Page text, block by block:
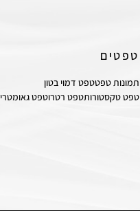
טפטים
תמונות טפטטפט דמוי בטון
טפט טקסטורותטפט רטרוטפט גאומטרי